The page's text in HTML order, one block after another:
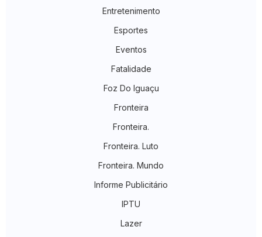
Entretenimento
Esportes
Eventos
Fatalidade
Foz Do Iguaçu
Fronteira
Fronteira.
Fronteira. Luto
Fronteira. Mundo
Informe Publicitário
IPTU
Lazer